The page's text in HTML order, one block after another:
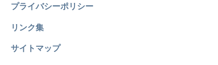
プライバシーポリシー
リンク集
サイトマップ